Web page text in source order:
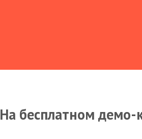
На бесплатном демо-